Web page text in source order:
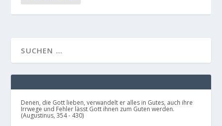
Denen, die Gott lieben, verwandelt er alles in Gutes, auch ihre
Irrwege und Fehler lässt Gott ihnen zum Guten werden.
(Augustinus, 354 - 430)